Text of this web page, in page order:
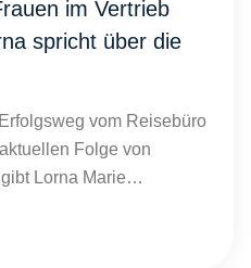
im Vertrieb
spricht über die
vom Reisebüro
Folge von
Lorna Marie…